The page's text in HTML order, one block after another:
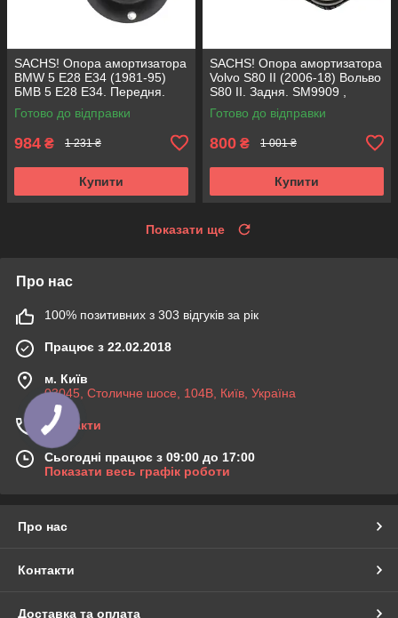
SACHS! Опора амортизатора
BMW 5 E28 E34 (1981-95)
БМВ 5 Е28 Е34. Передня.
SM1000 , 803151 , KB650.00 ,
VKDC35801
Готово до відправки
984 ₴ 1 231 ₴
Купити
SACHS! Опора амортизатора
Volvo S80 II (2006-18) Вольво
S80 II. Задня. SM9909 ,
802416 , KB952.10 ,
VKDA40436
Готово до відправки
800 ₴ 1 001 ₴
Купити
Показати ще
Про нас
100% позитивних з 303 відгуків за рік
Працює з 22.02.2018
м. Київ
03045, Столичне шосе, 104B, Київ, Україна
Контакти
Сьогодні працює з 09:00 до 17:00
Показати весь графік роботи
Про нас
Контакти
Доставка та оплата